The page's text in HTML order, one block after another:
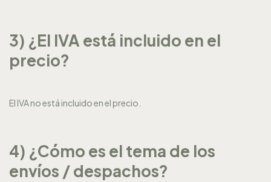
3) ¿El IVA está incluido en el
precio?
El IVA no está incluido en el precio.
4) ¿Cómo es el tema de los
envíos / despachos?